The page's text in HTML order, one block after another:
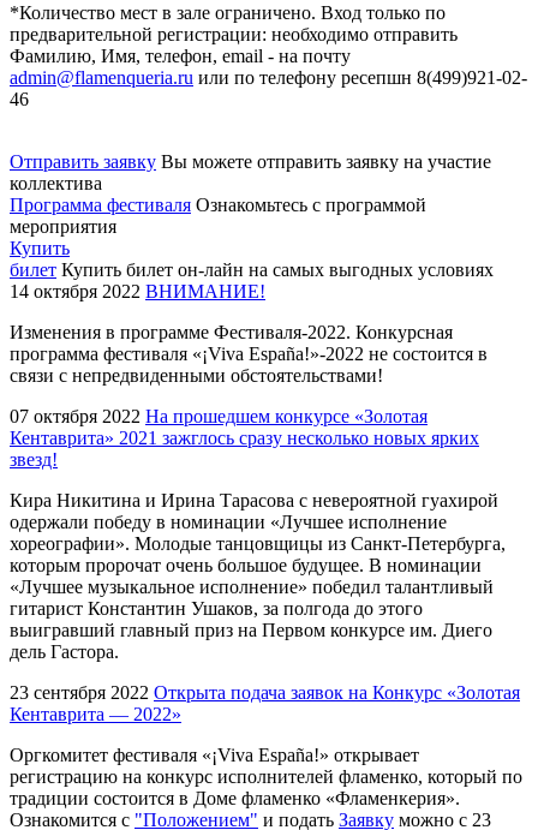
*Количество мест в зале ограничено. Вход только по
предварительной регистрации: необходимо отправить
Фамилию, Имя, телефон, email - на почту
admin@flamenqueria.ru или по телефону ресепшн 8(499)921-02-
46
Отправить заявку Вы можете отправить заявку на участие
коллектива
Программа фестиваля Ознакомьтесь с программой
мероприятия
Купить
билет Купить билет он-лайн на самых выгодных условиях
14 октября 2022 ВНИМАНИЕ!
Изменения в программе Фестиваля-2022. Конкурсная
программа фестиваля «¡Viva España!»-2022 не состоится в
связи с непредвиденными обстоятельствами!
07 октября 2022 На прошедшем конкурсе «Золотая
Кентаврита» 2021 зажглось сразу несколько новых ярких
звезд!
Кира Никитина и Ирина Тарасова с невероятной гуахирой
одержали победу в номинации «Лучшее исполнение
хореографии». Молодые танцовщицы из Санкт-Петербурга,
которым пророчат очень большое будущее. В номинации
«Лучшее музыкальное исполнение» победил талантливый
гитарист Константин Ушаков, за полгода до этого
выигравший главный приз на Первом конкурсе им. Диего
дель Гастора.
23 сентября 2022 Открыта подача заявок на Конкурс «Золотая
Кентаврита — 2022»
Оргкомитет фестиваля «¡Viva España!» открывает
регистрацию на конкурс исполнителей фламенко, который по
традиции состоится в Доме фламенко «Фламенкерия».
Ознакомится с "Положением" и подать Заявку можно с 23